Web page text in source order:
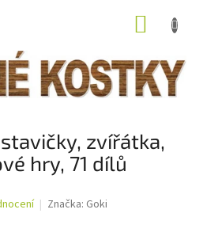
zvířátka,
hry, 71 dílů
Značka: Goki